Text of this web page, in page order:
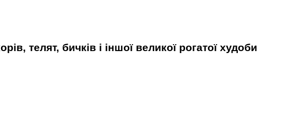
телят, бичків і іншої великої рогатої худоби